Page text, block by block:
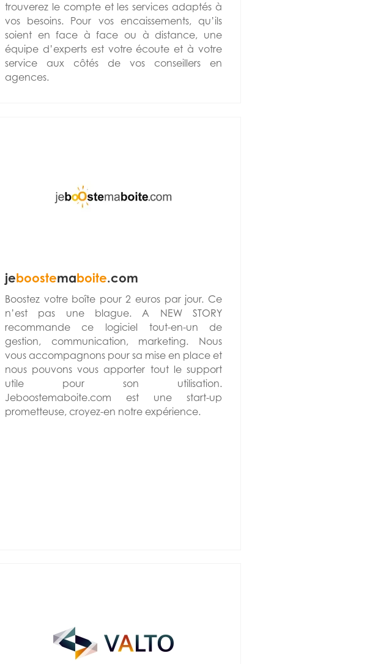
trouverez le compte et les services adaptés à
vos besoins. Pour vos encaissements, qu’ils
soient en face à face ou à distance, une
équipe d’experts est votre écoute et à votre
service aux côtés de vos conseillers en
agences.
jeboostemaboite.com
Boostez votre boîte pour 2 euros par jour. Ce
n’est pas une blague. A NEW STORY
recommande ce logiciel tout-en-un de
gestion, communication, marketing. Nous
vous accompagnons pour sa mise en place et
nous pouvons vous apporter tout le support
utile pour son utilisation.
Jeboostemaboite.com est une start-up
prometteuse, croyez-en notre expérience.